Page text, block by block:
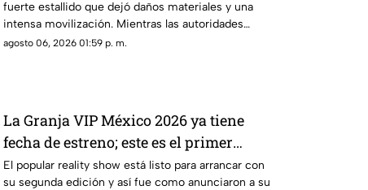
fuerte estallido que dejó daños materiales y una
intensa movilización. Mientras las autoridades
investigan qué provocó la explosión, estas son las
agosto 06, 2026 01:59 p. m.
La Granja VIP México 2026 ya tiene
fecha de estreno; este es el primer
participante confirmado
El popular reality show está listo para arrancar con
su segunda edición y así fue como anunciaron a su